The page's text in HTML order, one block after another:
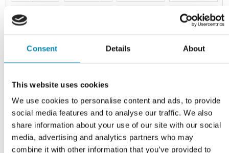
Consent Details About
This website uses cookies
We use cookies to personalise content and ads, to provide
social media features and to analyse our traffic. We also
share information about your use of our site with our social
media, advertising and analytics partners who may
combine it with other information that you’ve provided to
kobber
Bejdset
99/74 Mat
sort/Gun-
metal
992 Bejdset
sort
992/99
Bejdset
sort/Mat
sort
C004 Matt
Maroon Red
6030-R